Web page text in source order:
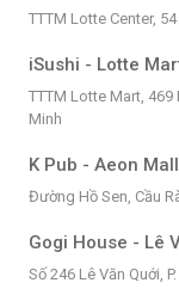
TTTM Lotte Center,
iSushi - Lotte
TTTM Lotte Mart, 469
Minh
K Pub - Aeon Mall
Đường Hồ Sen, Cầu
Gogi House - Lê
Số 246 Lê Văn Quới,